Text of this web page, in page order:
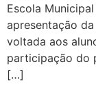
Escola
apresentação
voltada aos
participação do
[…]